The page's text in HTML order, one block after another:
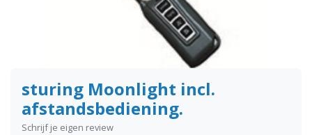
sturing Moonlight incl.
afstandsbediening.
Schrijf je eigen review